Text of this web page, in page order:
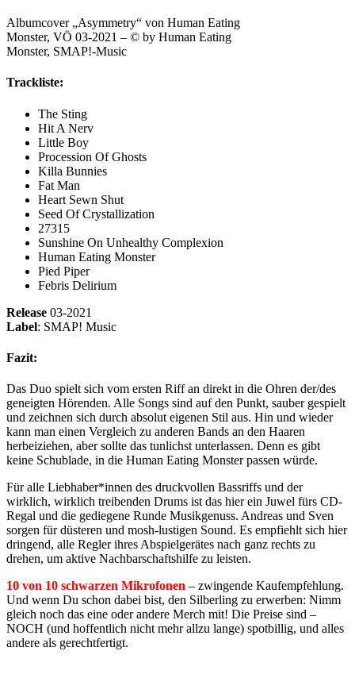
Albumcover „Asymmetry“ von Human Eating
Monster, VÖ 03-2021 – © by Human Eating
Monster, SMAP!-Music
Trackliste:
The Sting
Hit A Nerv
Little Boy
Procession Of Ghosts
Killa Bunnies
Fat Man
Heart Sewn Shut
Seed Of Crystallization
27315
Sunshine On Unhealthy Complexion
Human Eating Monster
Pied Piper
Febris Delirium
Release 03-2021
Label: SMAP! Music
Fazit:
Das Duo spielt sich vom ersten Riff an direkt in die Ohren der/des
geneigten Hörenden. Alle Songs sind auf den Punkt, sauber gespielt
und zeichnen sich durch absolut eigenen Stil aus. Hin und wieder
kann man einen Vergleich zu anderen Bands an den Haaren
herbeiziehen, aber sollte das tunlichst unterlassen. Denn es gibt
keine Schublade, in die Human Eating Monster passen würde.
Für alle Liebhaber*innen des druckvollen Bassriffs und der
wirklich, wirklich treibenden Drums ist das hier ein Juwel fürs CD-
Regal und die gediegene Runde Musikgenuss. Andreas und Sven
sorgen für düsteren und mosh-lustigen Sound. Es empfiehlt sich hier
dringend, alle Regler ihres Abspielgerätes nach ganz rechts zu
drehen, um aktive Nachbarschaftshilfe zu leisten.
10 von 10 schwarzen Mikrofonen – zwingende Kaufempfehlung.
Und wenn Du schon dabei bist, den Silberling zu erwerben: Nimm
gleich noch das eine oder andere Merch mit! Die Preise sind –
NOCH (und hoffentlich nicht mehr allzu lange) spotbillig, und alles
andere als gerechtfertigt.